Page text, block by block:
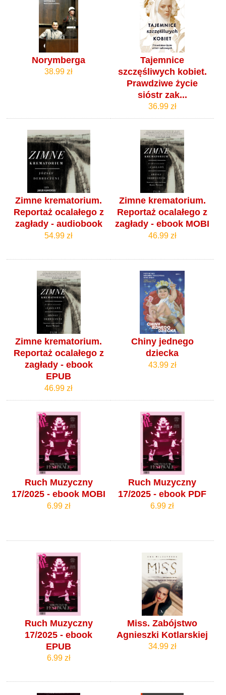
Norymberga
38.99 zł
Tajemnice
szczęśliwych kobiet.
Prawdziwe życie
sióstr zak...
36.99 zł
Zimne krematorium.
Reportaż ocalałego z
zagłady - audiobook
54.99 zł
Zimne krematorium.
Reportaż ocalałego z
zagłady - ebook MOBI
46.99 zł
Zimne krematorium.
Reportaż ocalałego z
zagłady - ebook
EPUB
46.99 zł
Chiny jednego
dziecka
43.99 zł
Ruch Muzyczny
17/2025 - ebook MOBI
6.99 zł
Ruch Muzyczny
17/2025 - ebook PDF
6.99 zł
Ruch Muzyczny
17/2025 - ebook
EPUB
6.99 zł
Miss. Zabójstwo
Agnieszki Kotlarskiej
34.99 zł